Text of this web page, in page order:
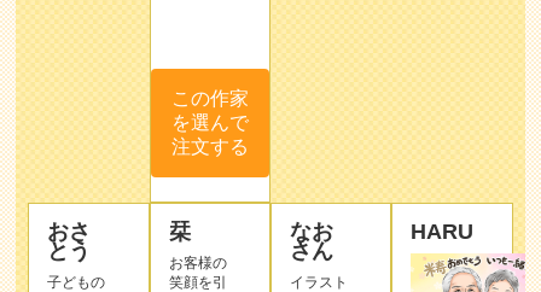
この作家
を選んで
注文する
おさ
とう
子どもの
栞
お客様の
笑顔を引
なお
さん
イラスト
HARU